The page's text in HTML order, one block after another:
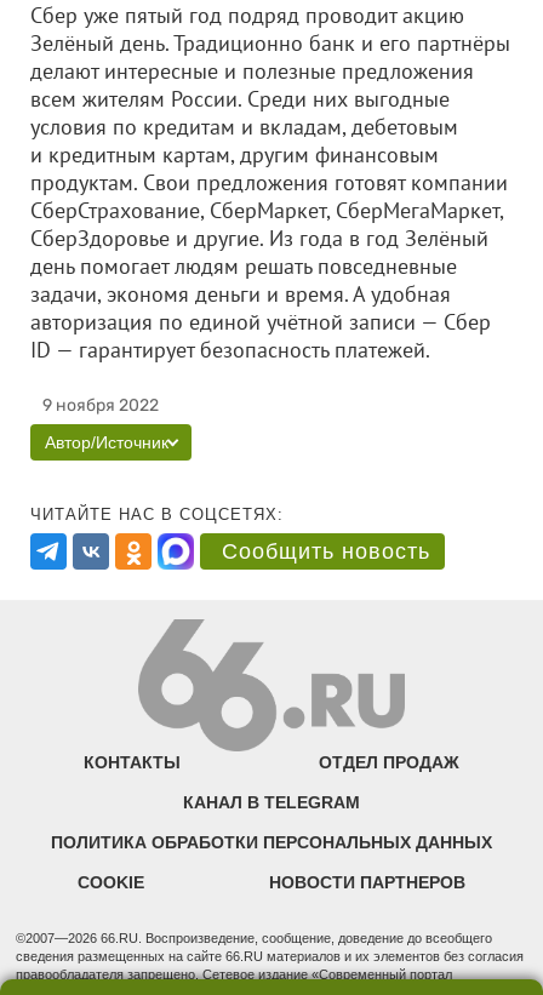
Сбер уже пятый год подряд проводит акцию
Зелёный день. Традиционно банк и его партнёры
делают интересные и полезные предложения
всем жителям России. Среди них выгодные
условия по кредитам и вкладам, дебетовым
и кредитным картам, другим финансовым
продуктам. Свои предложения готовят компании
СберСтрахование, СберМаркет, СберМегаМаркет,
СберЗдоровье и другие. Из года в год Зелёный
день помогает людям решать повседневные
задачи, экономя деньги и время. А удобная
авторизация по единой учётной записи — Сбер
ID — гарантирует безопасность платежей.
9 ноября 2022
Автор/Источник
ЧИТАЙТЕ НАС В СОЦСЕТЯХ:
Сообщить новость
КОНТАКТЫ ОТДЕЛ ПРОДАЖ
КАНАЛ В TELEGRAM
ПОЛИТИКА ОБРАБОТКИ ПЕРСОНАЛЬНЫХ ДАННЫХ
COOKIE НОВОСТИ ПАРТНЕРОВ
©2007—2026 66.RU. Воспроизведение, сообщение, доведение до всеобщего
сведения размещенных на сайте 66.RU материалов и их элементов без согласия
правообладателя запрещено. Сетевое издание «Современный портал